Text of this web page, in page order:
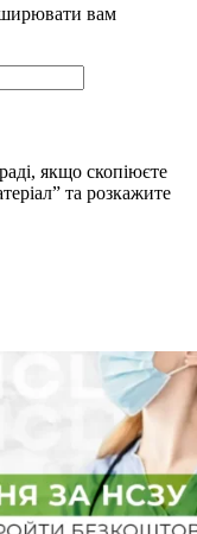
вам
якщо скопіюєте
та розкажите